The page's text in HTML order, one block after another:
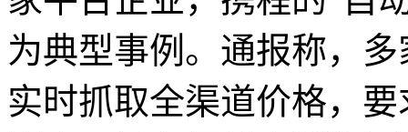
为典型事例。通报称，
实时抓取全渠道价格，